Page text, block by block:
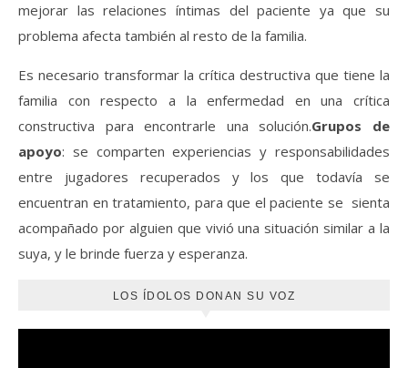
mejorar las relaciones íntimas del paciente ya que su
problema afecta también al resto de la familia.
Es necesario transformar la crítica destructiva que tiene la
familia con respecto a la enfermedad en una crítica
constructiva para encontrarle una solución.Grupos de
apoyo: se comparten experiencias y responsabilidades
entre jugadores recuperados y los que todavía se
encuentran en tratamiento, para que el paciente se sienta
acompañado por alguien que vivió una situación similar a la
suya, y le brinde fuerza y esperanza.
LOS ÍDOLOS DONAN SU VOZ